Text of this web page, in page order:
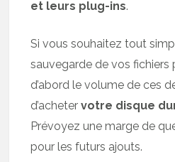
et leurs plug-ins.
Si vous souhaitez tout
sauvegarde de vos fichiers
d’abord le volume de ces
d’achetervotre disque
Prévoyez une marge de
pour les futurs ajouts.